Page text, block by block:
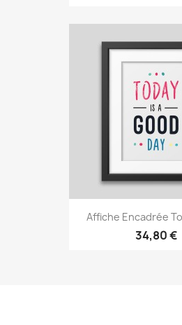
Affiche Encadrée
34,80 €